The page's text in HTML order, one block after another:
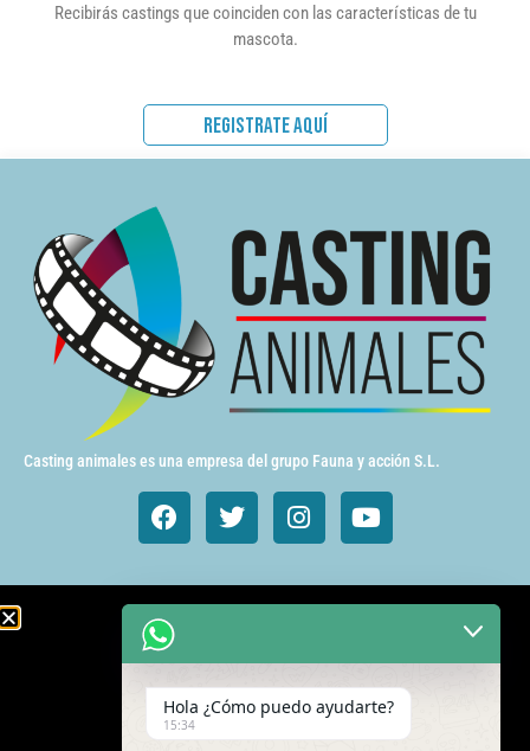
Recibirás castings que coinciden con las características de tu
mascota.
REGISTRATE AQUÍ
Casting animales es una empresa del grupo Fauna y acción S.L.
Animales de cine y TV
Gatos
Mamímeros Exóticos
Hola ¿Cómo puedo ayudarte?
15:34